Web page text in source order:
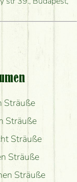
ich zum
Bild zu sehen
Sträuße
Sträuße
Sträuße
Sträuße
Sträuße